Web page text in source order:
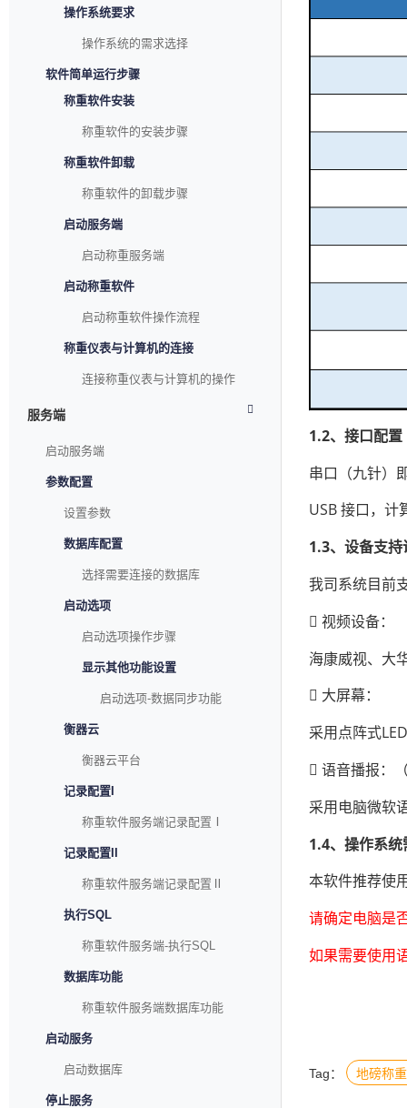
操作系统要求
操作系统的需求选择
软件简单运行步骤
称重软件安装
称重软件的安装步骤
称重软件卸载
称重软件的卸载步骤
启动服务端
启动称重服务端
启动称重软件
启动称重软件操作流程
称重仪表与计算机的连接
连接称重仪表与计算机的操作
服务端
启动服务端
参数配置
设置参数
数据库配置
选择需要连接的数据库
启动选项
启动选项操作步骤
显示其他功能设置
启动选项-数据同步功能
衡器云
衡器云平台
记录配置I
称重软件服务端记录配置Ⅰ
记录配置II
称重软件服务端记录配置Ⅱ
执行SQL
称重软件服务端-执行SQL
数据库功能
称重软件服务端数据库功能
启动服务
启动数据库
停止服务
1.2、接口配置
串口（九针）
USB 接口，计
1.3、设备支
我司系统目前
 视频设备：
海康威视、大
 大屏幕：
采用点阵式
 语音播报：
采用电脑微软
1.4、操作系统
本软件推荐使
请确定电脑是
如果需要使用
Tag： 地磅称